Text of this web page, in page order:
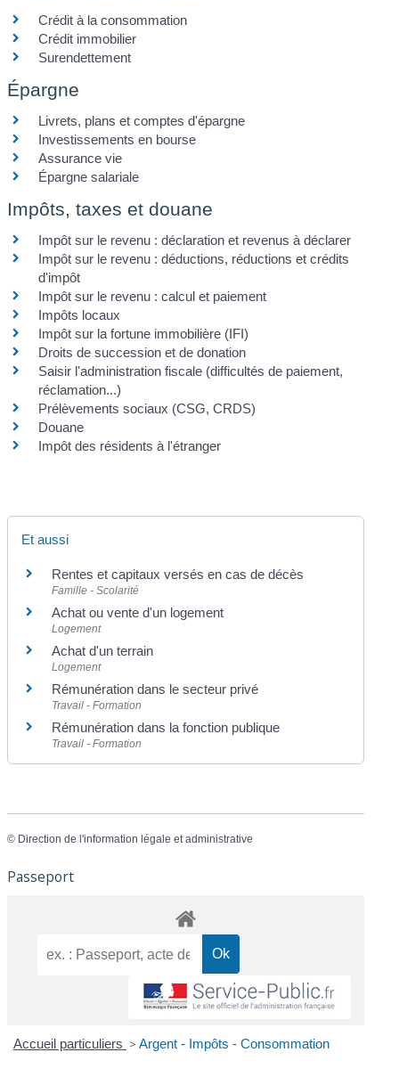
Crédit à la consommation
Crédit immobilier
Surendettement
Épargne
Livrets, plans et comptes d'épargne
Investissements en bourse
Assurance vie
Épargne salariale
Impôts, taxes et douane
Impôt sur le revenu : déclaration et revenus à déclarer
Impôt sur le revenu : déductions, réductions et crédits
d'impôt
Impôt sur le revenu : calcul et paiement
Impôts locaux
Impôt sur la fortune immobilière (IFI)
Droits de succession et de donation
Saisir l'administration fiscale (difficultés de paiement,
réclamation...)
Prélèvements sociaux (CSG, CRDS)
Douane
Impôt des résidents à l'étranger
Et aussi
Rentes et capitaux versés en cas de décès
Famille - Scolarité
Achat ou vente d'un logement
Logement
Achat d'un terrain
Logement
Rémunération dans le secteur privé
Travail - Formation
Rémunération dans la fonction publique
Travail - Formation
© Direction de l'information légale et administrative
Passeport
Accueil particuliers > Argent - Impôts - Consommation